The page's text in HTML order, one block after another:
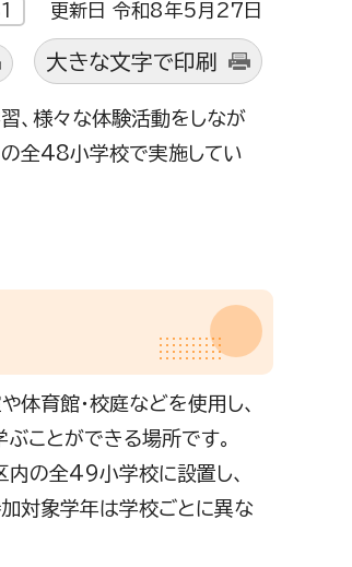
更新日 令和8年5月27日
大きな文字で印刷
、様々な体験活動をしなが
の全48小学校で実施してい
体育館・校庭などを使用し、
ことができる場所です。
の全49小学校に設置し、
加対象学年は学校ごとに異な